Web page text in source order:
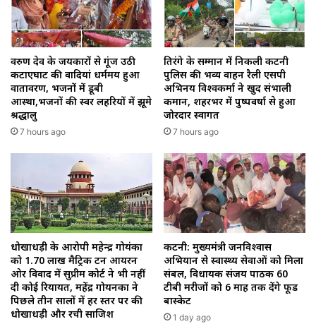
वरुण देव के जयकारों से गूंज उठी
कटाएघाट की वादियां धर्ममय हुआ
वातावरण, भजनों में डूबी
आस्था,भजनों की स्वर लहरियों में झूमे
श्रद्धालु
7 hours ago
तिरंगे के सम्मान में निकली कटनी
पुलिस की भव्य वाहन रैली एसपी
अभिनय विश्वकर्मा ने खुद संभाली
कमान, शहरभर में पुष्पवर्षा से हुआ
जोरदार स्वागत
7 hours ago
धोखाधड़ी के आरोपी महेन्द्र गोयंका
को 1.70 लाख मैट्रिक टन आयरन
ओर विवाद में सुप्रीम कोर्ट ने भी नहीं
दी कोई रियायत, महेंद्र गोयनका ने
पिछले तीन सालों में हर स्तर पर की
धोखाधड़ी और रची साजिश
कटनी: मुख्यमंत्री जनविश्वास
अभियान से स्वास्थ्य सेवाओं को मिला
संबल, विधायक संजय पाठक 60
टीबी मरीजों को 6 माह तक देंगे फूड
बास्केट
1 day ago